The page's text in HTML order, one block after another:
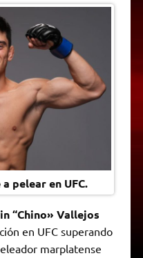
pelear en UFC.
“Chino» Vallejos
en UFC superando
marplatense